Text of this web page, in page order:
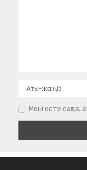
Мені есте сақта,